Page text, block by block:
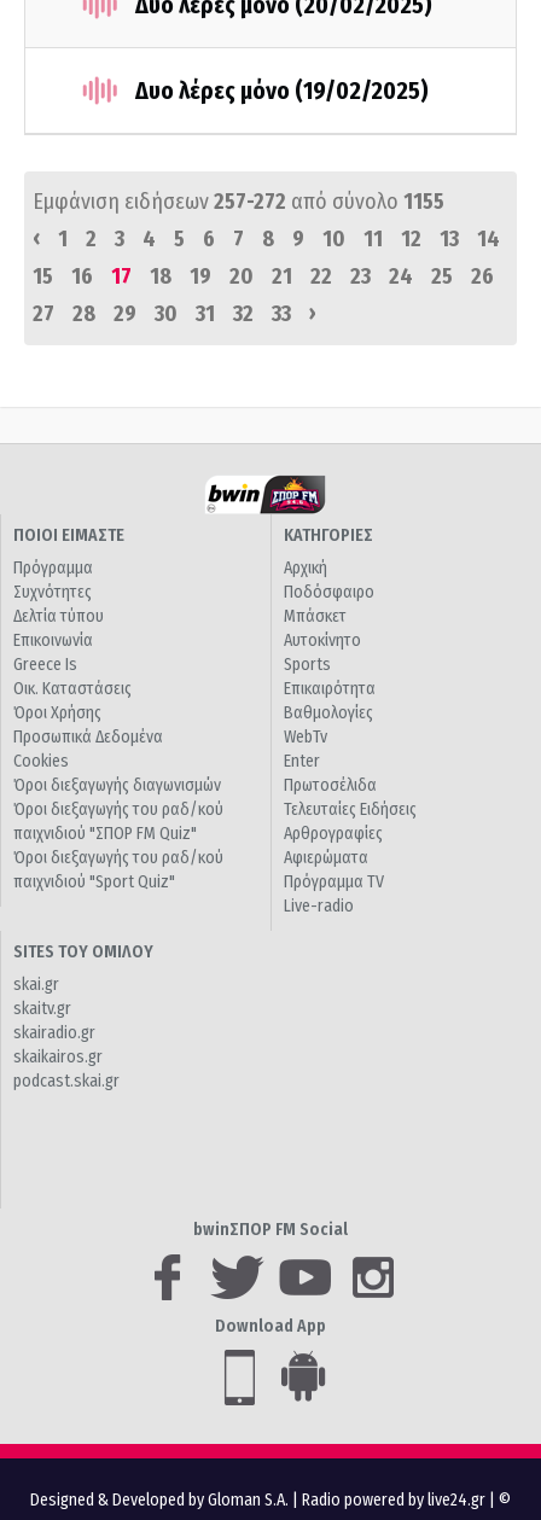
Δυο λέρες μόνο (19/02/2025)
Εμφάνιση ειδήσεων257-272 από σύνολο 1155
‹
1 2 3 4 5 6 7 8 9 10 11 12 13
14
15
16 17 18 19 20 21 22 23 24 25
26
27
28 29 30 31 32 33 ›
ΠΟΙΟΙ ΕΙΜΑΣΤΕ
Πρόγραμμα
Συχνότητες
Δελτία τύπου
Επικοινωνία
Greece Is
Οικ. Καταστάσεις
Όροι Χρήσης
Προσωπικά Δεδομένα
Cookies
Όροι διεξαγωγής διαγωνισμών
Όροι διεξαγωγής του ραδ/κού
παιχνιδιού "ΣΠΟΡ FM Quiz"
Όροι διεξαγωγής του ραδ/κού
παιχνιδιού "Sport Quiz"
ΚΑΤΗΓΟΡΙΕΣ
Αρχική
Ποδόσφαιρο
Μπάσκετ
Αυτοκίνητο
Sports
Επικαιρότητα
Βαθμολογίες
WebTv
Enter
Πρωτοσέλιδα
Τελευταίες Ειδήσεις
Αρθρογραφίες
Αφιερώματα
Πρόγραμμα TV
Live-radio
SITES ΤΟΥ ΟΜΙΛΟΥ
skai.gr
skaitv.gr
skairadio.gr
skaikairos.gr
podcast.skai.gr
bwinΣΠΟΡ FM Social
Download App
Designed & Developed by Gloman S.A. Radio powered by live24.gr | ©